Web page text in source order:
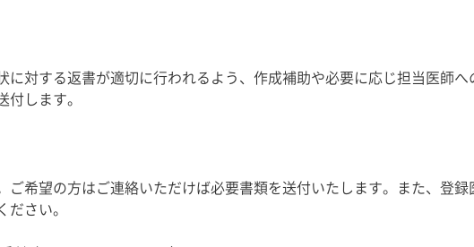
に対する返書が適切に行われるよう、作成補助や必要に応じ担当医師
します。
ご希望の方はご連絡いただけば必要書類を送付いたします。また、登
さい。